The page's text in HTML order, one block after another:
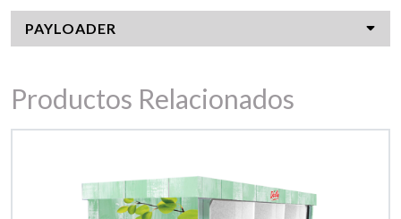
PAYLOADER
Productos Relacionados